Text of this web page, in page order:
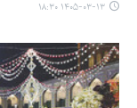
۱۴۰۵-۰۳-۱۳ ۱۸:۳۰